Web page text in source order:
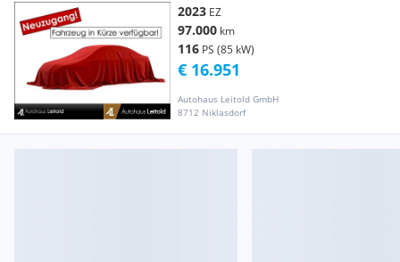
2023 EZ
97.000 km
116 PS (85 kW)
Autohaus Leitold GmbH
8712 Niklasdorf
€ 16.951